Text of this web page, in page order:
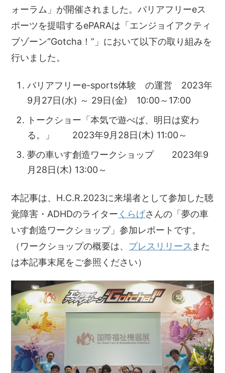
ォーラム」が開催されました。バリアフリーeス
ポーツを提唱するePARAは「エンジョイアクティ
ブゾーン“Gotcha！”」において以下の取り組みを
行いました。
バリアフリーe-sports体験 の運営 2023年
9月27日(水) ～ 29日(金) 10:00～17:00
トークショー「本気で遊べば、明日は変わ
る。」 2023年9月28日(木) 11:00～
夢の車いす創造ワークショップ 2023年9
月28日(木) 13:00～
本記事は、H.C.R.2023に来場者として参加した聴
覚障害・ADHDのライター くらげさんの「夢の車
いす創造ワークショップ」参加レポートです。
（ワークショップの概要は、 プレスリリース また
は本記事末尾をご参照ください）